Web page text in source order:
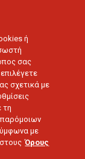
ή
σας
σχετικά με
τη
με
Όρους